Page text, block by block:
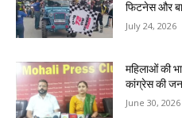
फिटनेस और
July 24, 2026
महिलाओं की
कांग्रेस की
June 30, 2026